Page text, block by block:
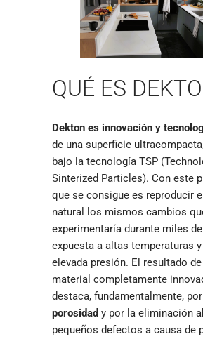
QUÉ ES
Dekton es innovación y
de una superficie
bajo la tecnología TSP
Sinterized Particles). Con este
que se consigue es reproducir
natural los mismos cambios
experimentaría durante miles
expuesta a altas temperaturas y
elevada presión. El resultado
material completamente
destaca, fundamentalmente,
porosidad y por la eliminación
pequeños defectos a causa de